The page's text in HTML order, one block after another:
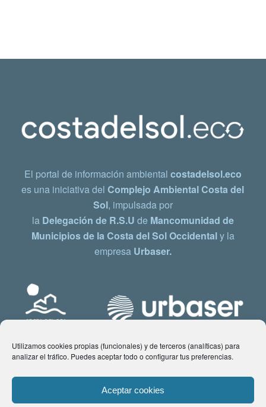
Utilizamos cookies propias (funcionales) y de terceros (analíticas) para
analizar el tráfico. Puedes aceptar todo o configurar tus preferencias.
Aceptar cookies
El portal de información ambiental costadelsol.eco
es una iniciativa delComplejo Ambiental Costa del
Sol, impulsada por
la Delegación de R.S.U de Mancomunidad de
Municipios de la Costa del Sol Occidentaly la
empresa Urbaser.